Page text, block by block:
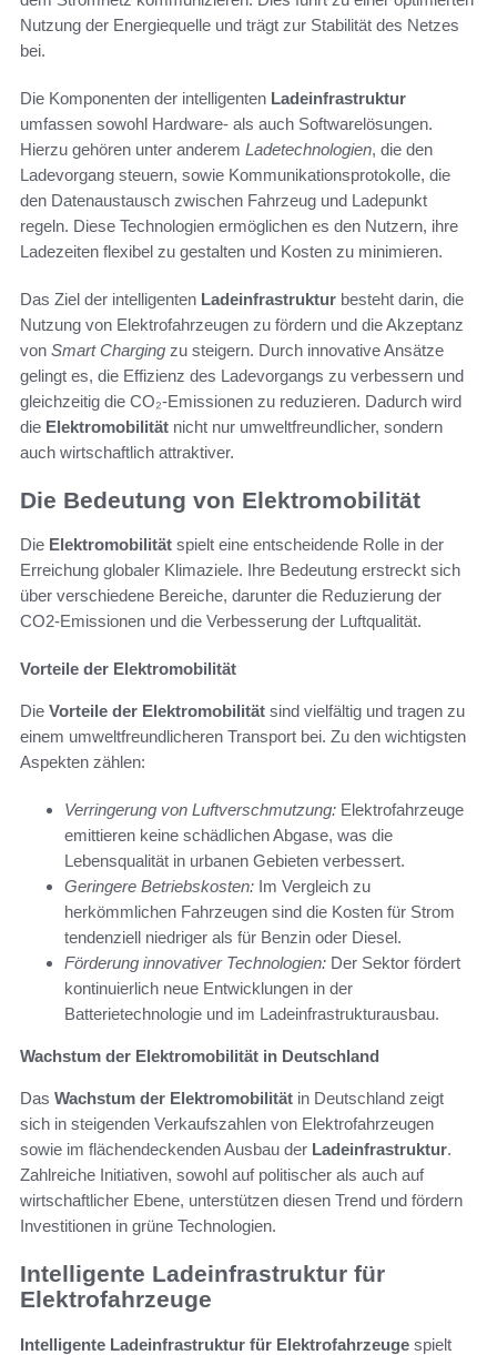
Nutzung der Energiequelle und trägt zur Stabilität des Netzes
bei.
Die Komponenten der intelligenten Ladeinfrastruktur
umfassen sowohl Hardware- als auch Softwarelösungen.
Hierzu gehören unter anderem Ladetechnologien, die den
Ladevorgang steuern, sowie Kommunikationsprotokolle, die
den Datenaustausch zwischen Fahrzeug und Ladepunkt
regeln. Diese Technologien ermöglichen es den Nutzern, ihre
Ladezeiten flexibel zu gestalten und Kosten zu minimieren.
Das Ziel der intelligenten Ladeinfrastruktur besteht darin, die
Nutzung von Elektrofahrzeugen zu fördern und die Akzeptanz
von Smart Charging zu steigern. Durch innovative Ansätze
gelingt es, die Effizienz des Ladevorgangs zu verbessern und
gleichzeitig die CO₂-Emissionen zu reduzieren. Dadurch wird
die Elektromobilität nicht nur umweltfreundlicher, sondern
auch wirtschaftlich attraktiver.
Die Bedeutung von Elektromobilität
Die Elektromobilität spielt eine entscheidende Rolle in der
Erreichung globaler Klimaziele. Ihre Bedeutung erstreckt sich
über verschiedene Bereiche, darunter die Reduzierung der
CO2-Emissionen und die Verbesserung der Luftqualität.
Vorteile der Elektromobilität
Die Vorteile der Elektromobilität sind vielfältig und tragen zu
einem umweltfreundlicheren Transport bei. Zu den wichtigsten
Aspekten zählen:
Verringerung von Luftverschmutzung: Elektrofahrzeuge
emittieren keine schädlichen Abgase, was die
Lebensqualität in urbanen Gebieten verbessert.
Geringere Betriebskosten: Im Vergleich zu
herkömmlichen Fahrzeugen sind die Kosten für Strom
tendenziell niedriger als für Benzin oder Diesel.
Förderung innovativer Technologien: Der Sektor fördert
kontinuierlich neue Entwicklungen in der
Batterietechnologie und im Ladeinfrastrukturausbau.
Wachstum der Elektromobilität in Deutschland
Das Wachstum der Elektromobilität in Deutschland zeigt
sich in steigenden Verkaufszahlen von Elektrofahrzeugen
sowie im flächendeckenden Ausbau der Ladeinfrastruktur.
Zahlreiche Initiativen, sowohl auf politischer als auch auf
wirtschaftlicher Ebene, unterstützen diesen Trend und fördern
Investitionen in grüne Technologien.
Intelligente Ladeinfrastruktur für
Elektrofahrzeuge
Intelligente Ladeinfrastruktur für Elektrofahrzeuge spielt